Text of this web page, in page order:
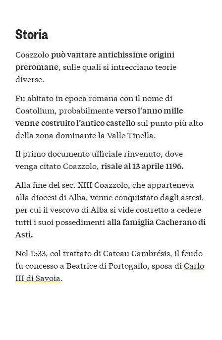
Storia
Coazzolopuò vantare antichissime origini
preromane, sulle quali si intrecciano teorie
diverse.
Fu abitato in epoca romana con il nome di
Coatolium, probabilmenteverso l’anno mille
venne costruito l’antico castellosul punto più alto
della zona dominante la Valle Tinella.
Il primo documento ufficiale rinvenuto, dove
venga citato Coazzolo,risale al 13 aprile 1196.
Alla fine del sec. XIII Coazzolo, che apparteneva
alla diocesi di Alba, venne conquistato dagli astesi,
per cui il vescovo di Alba si vide costretto a cedere
tutti i suoi possedimentialla famiglia Cacherano di
Asti.
Nel 1533, col trattato di Cateau Cambrésis, il feudo
fu concesso a Beatrice di Portogallo, sposa diCarlo
III di Savoia